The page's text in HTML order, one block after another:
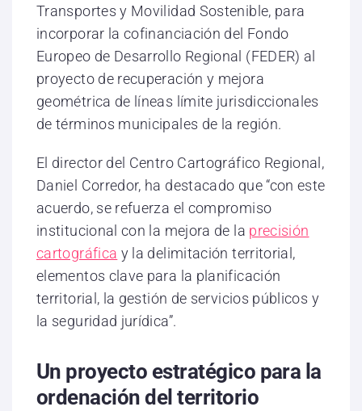
Transportes y Movilidad Sostenible, para
incorporar la cofinanciación del Fondo
Europeo de Desarrollo Regional (FEDER) al
proyecto de recuperación y mejora
geométrica de líneas límite jurisdiccionales
de términos municipales de la región.
El director del Centro Cartográfico Regional,
Daniel Corredor, ha destacado que “con este
acuerdo, se refuerza el compromiso
institucional con la mejora de la precisión
cartográfica y la delimitación territorial,
elementos clave para la planificación
territorial, la gestión de servicios públicos y
la seguridad jurídica”.
Un proyecto estratégico para la
ordenación del territorio